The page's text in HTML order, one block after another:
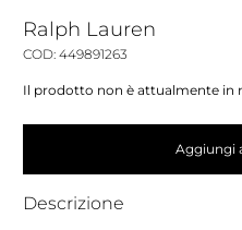
Ralph Lauren
COD: 449891263
Il prodotto non è attualmente in
Aggiungi
Descrizione